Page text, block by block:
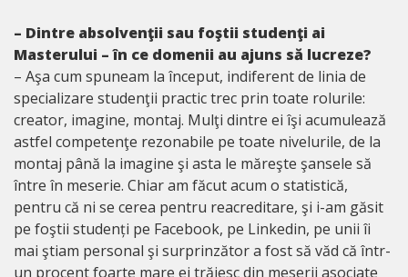
– Dintre absolvenţii sau foştii studenţi ai
Masterului – în ce domenii au ajuns să lucreze?
– Aşa cum spuneam la început, indiferent de linia de
specializare studenţii practic trec prin toate rolurile:
creator, imagine, montaj. Mulţi dintre ei îşi acumulează
astfel competenţe rezonabile pe toate nivelurile, de la
montaj până la imagine şi asta le măreşte şansele să
între în meserie. Chiar am făcut acum o statistică,
pentru că ni se cerea pentru reacreditare, şi i-am găsit
pe foştii studenți pe Facebook, pe Linkedin, pe unii îi
mai ştiam personal şi surprinzător a fost să văd că într-
un procent foarte mare ei trăiesc din meserii asociate